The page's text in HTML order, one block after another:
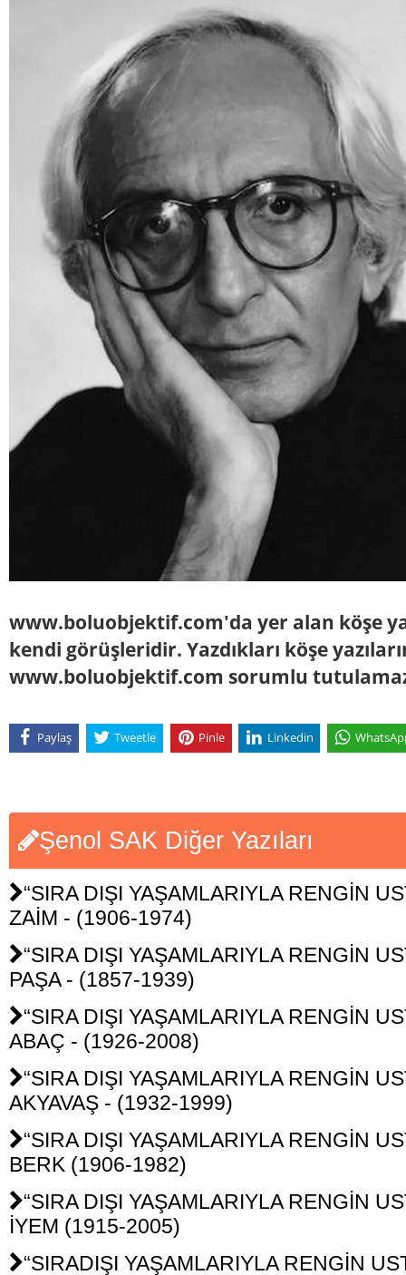
www.boluobjektif.com'da yer alan köşe
kendi görüşleridir. Yazdıkları köşe
www.boluobjektif.com sorumlu
Paylaş Tweetle Pinle Linkedin
Şenol SAK Diğer Yazıları
“SIRA DIŞI YAŞAMLARIYLA RENGİN
ZAİM - (1906-1974)
“SIRA DIŞI YAŞAMLARIYLA RENGİN
PAŞA - (1857-1939)
“SIRA DIŞI YAŞAMLARIYLA RENGİN
ABAÇ - (1926-2008)
“SIRA DIŞI YAŞAMLARIYLA RENGİN
AKYAVAŞ - (1932-1999)
“SIRA DIŞI YAŞAMLARIYLA RENGİN
BERK (1906-1982)
“SIRA DIŞI YAŞAMLARIYLA RENGİN
İYEM (1915-2005)
“SIRADIŞI YAŞAMLARIYLA RENGİN